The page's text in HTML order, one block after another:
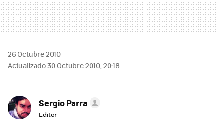
26 Octubre 2010
Actualizado 30 Octubre 2010, 20:18
Sergio Parra
Editor